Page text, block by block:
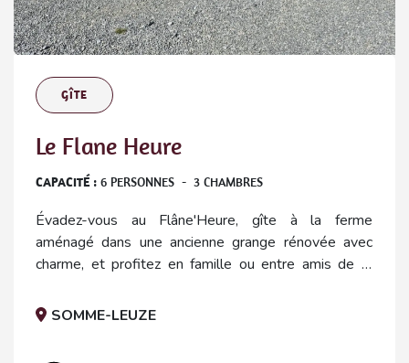
GÎTE
Le Flane Heure
CAPACITÉ : 6 PERSONNES - 3 CHAMBRES
Évadez-vous au Flâne'Heure, gîte à la ferme
aménagé dans une ancienne grange rénovée avec
charme, et profitez en famille ou entre amis de la
au coin du feu dans la belle campagne d’Heure-en-
SOMME-LEUZE